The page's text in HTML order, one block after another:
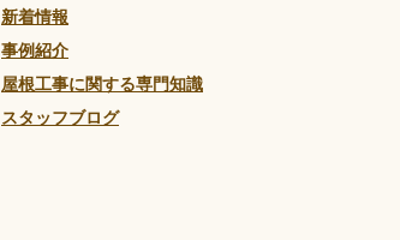
新着情報
事例紹介
屋根工事に関する専門知識
スタッフブログ